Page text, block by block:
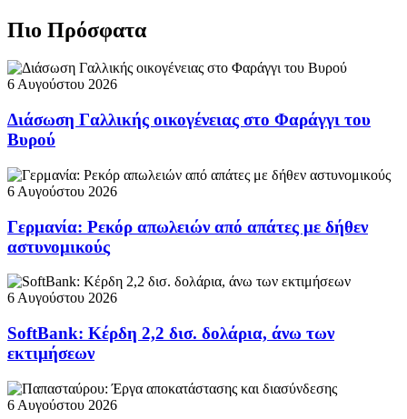
Πιο Πρόσφατα
6 Αυγούστου 2026
Διάσωση Γαλλικής οικογένειας στο Φαράγγι του
Βυρού
6 Αυγούστου 2026
Γερμανία: Ρεκόρ απωλειών από απάτες με δήθεν
αστυνομικούς
6 Αυγούστου 2026
SoftBank: Κέρδη 2,2 δισ. δολάρια, άνω των
εκτιμήσεων
6 Αυγούστου 2026